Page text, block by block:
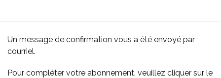
Un message de confirmation vous a été envoyé par
courriel.
Pour compléter votre abonnement, veuillez cliquer sur le